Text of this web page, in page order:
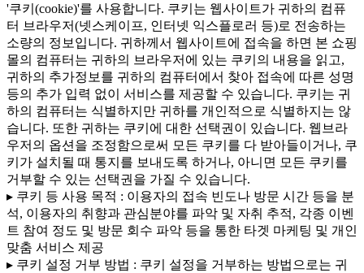
'쿠키(cookie)'를 사용합니다. 쿠키는 웹사이트가 귀하의 컴퓨
터 브라우저(넷스케이프, 인터넷 익스플로러 등)로 전송하는
소량의 정보입니다. 귀하께서 웹사이트에 접속을 하면 본 쇼핑
몰의 컴퓨터는 귀하의 브라우저에 있는 쿠키의 내용을 읽고,
귀하의 추가정보를 귀하의 컴퓨터에서 찾아 접속에 따른 성명
등의 추가 입력 없이 서비스를 제공할 수 있습니다. 쿠키는 귀
하의 컴퓨터는 식별하지만 귀하를 개인적으로 식별하지는 않
습니다. 또한 귀하는 쿠키에 대한 선택권이 있습니다. 웹브라
우저의 옵션을 조정함으로써 모든 쿠키를 다 받아들이거나, 쿠
키가 설치될 때 통지를 보내도록 하거나, 아니면 모든 쿠키를
거부할 수 있는 선택권을 가질 수 있습니다.
▸ 쿠키 등 사용 목적 : 이용자의 접속 빈도나 방문 시간 등을 분
석, 이용자의 취향과 관심분야를 파악 및 자취 추적, 각종 이벤
트 참여 정도 및 방문 회수 파악 등을 통한 타겟 마케팅 및 개인
맞춤 서비스 제공
▸ 쿠키 설정 거부 방법 : 쿠키 설정을 거부하는 방법으로는 귀